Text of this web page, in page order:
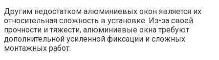
Другим недостатком алюминиевых окон является их
относительная сложность в установке.​ Из-за своей
прочности и тяжести, алюминиевые окна требуют
дополнительной усиленной фиксации и сложных
монтажных работ.